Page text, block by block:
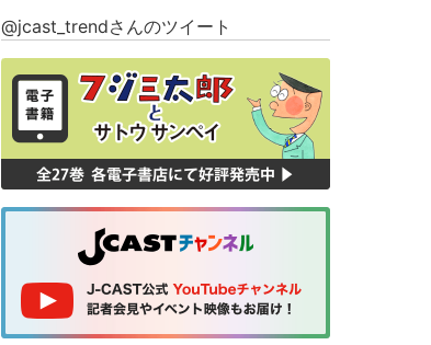
@jcast_trendさんのツイート